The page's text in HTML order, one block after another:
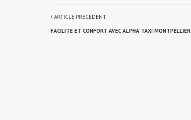
ARTICLE PRÉCÉDENT
FACILITÉ ET CONFORT AVEC ALPHA TAXI MONTPELLIER